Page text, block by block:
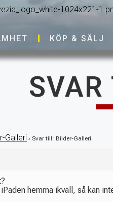
KÖP & SÄLJ
Galleri › Svar till: Bilder-Galleri
hemma ikväll, så kan